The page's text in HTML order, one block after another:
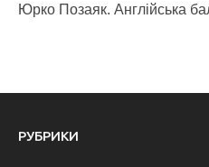
Юрко Позаяк. Англійська
РУБРИКИ